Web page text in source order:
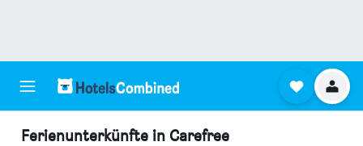
Ferienunterkünfte in Carefree